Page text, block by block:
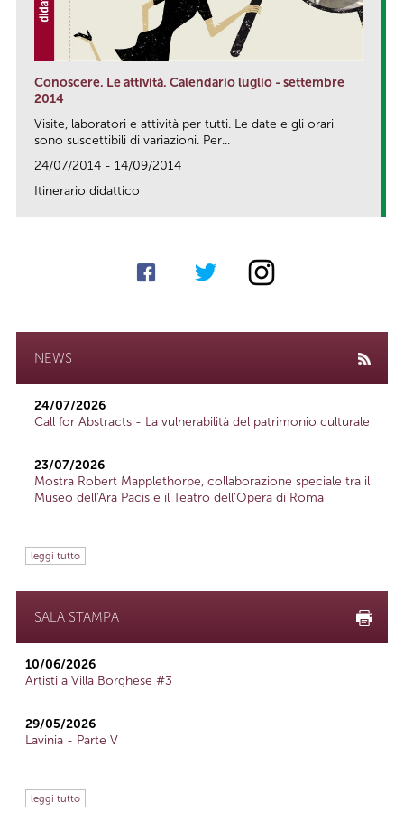
Conoscere. Le attività. Calendario luglio - settembre
2014
Visite, laboratori e attività per tutti. Le date e gli orari
sono suscettibili di variazioni. Per...
24/07/2014 - 14/09/2014
Itinerario didattico
NEWS
24/07/2026
Call for Abstracts - La vulnerabilità del patrimonio culturale
23/07/2026
Mostra Robert Mapplethorpe, collaborazione speciale tra il
Museo dell'Ara Pacis e il Teatro dell'Opera di Roma
leggi tutto
SALA STAMPA
10/06/2026
Artisti a Villa Borghese #3
29/05/2026
Lavinia - Parte V
leggi tutto